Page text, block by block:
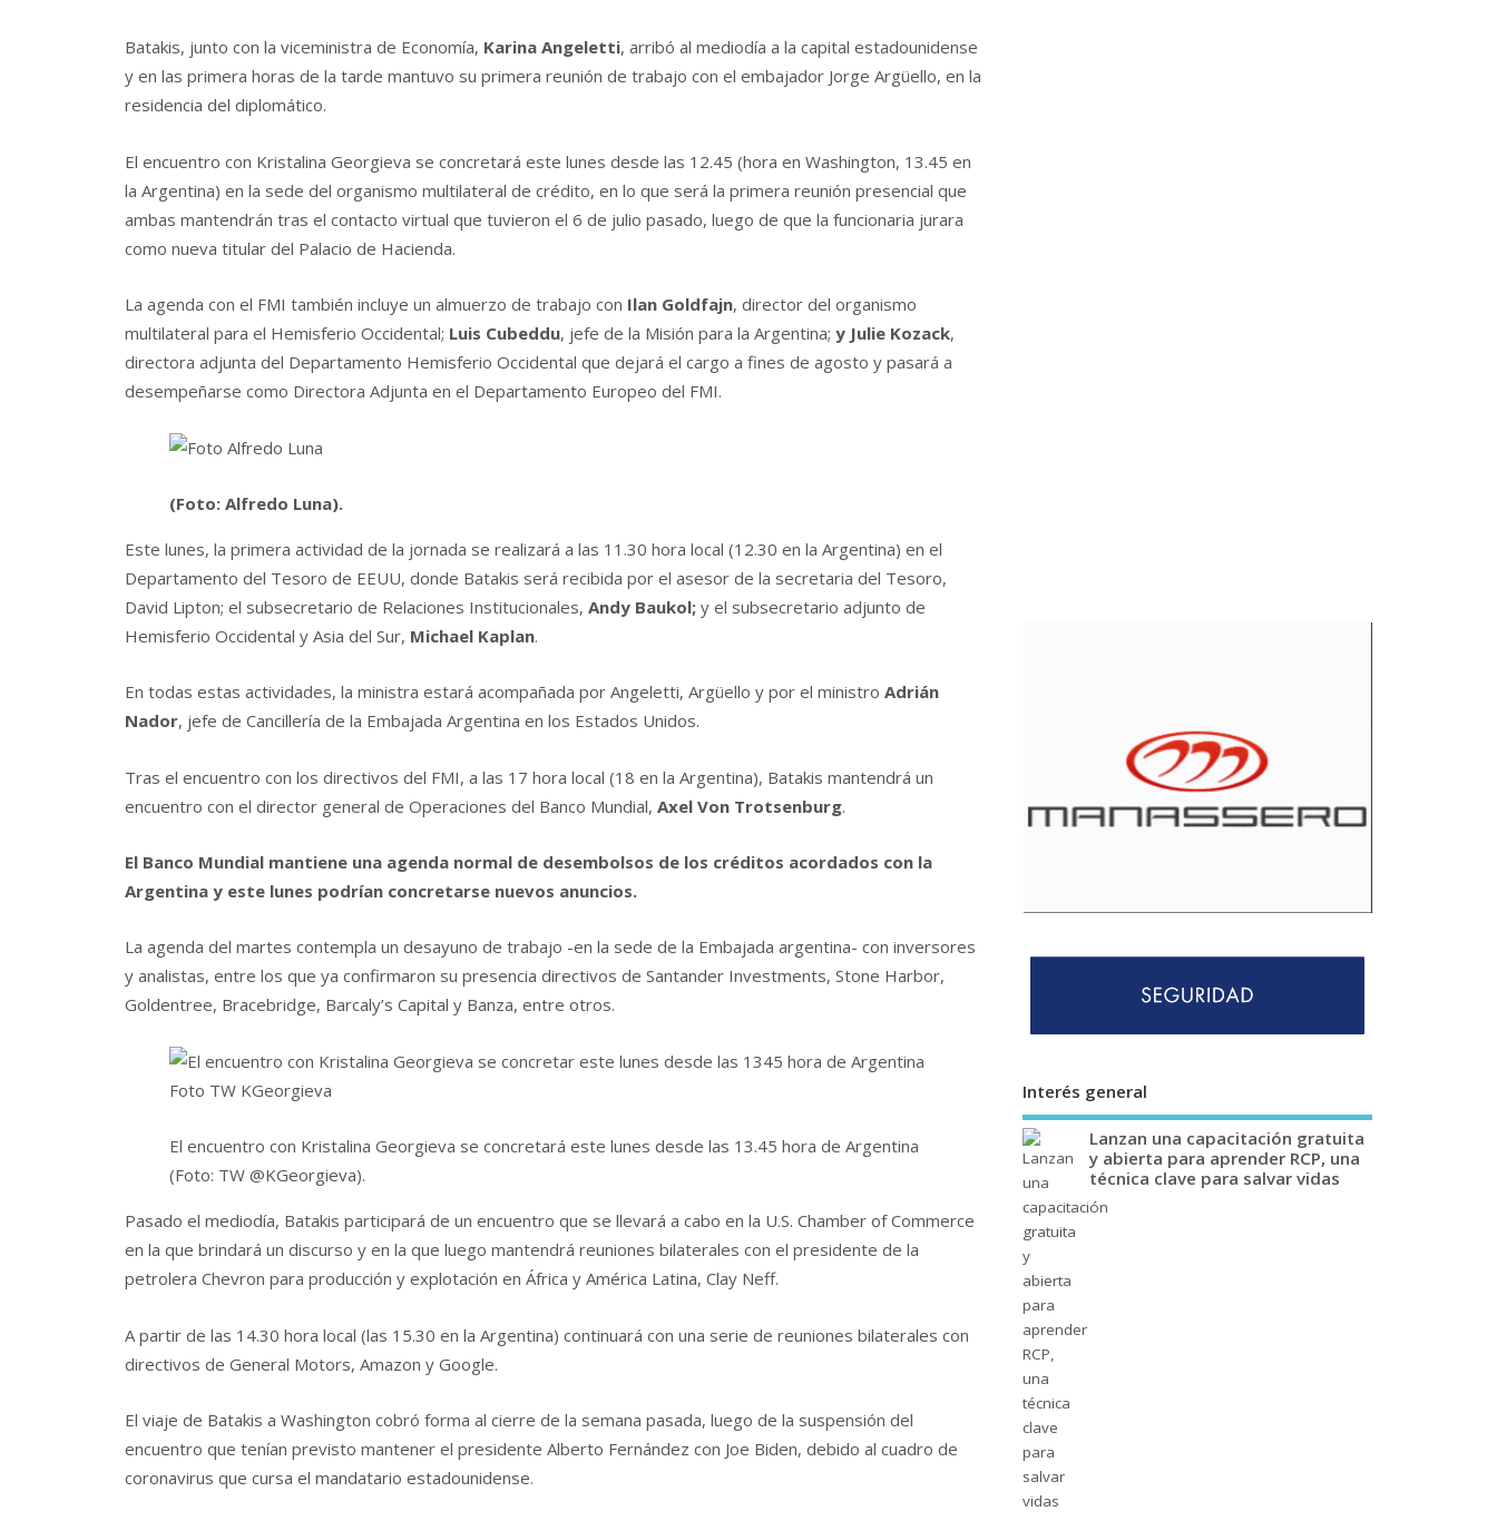
Batakis, junto con la viceministra de Economía, Karina Angeletti, arribó al mediodía a la capital estadounidense
y en las primera horas de la tarde mantuvo su primera reunión de trabajo con el embajador Jorge Argüello, en la
residencia del diplomático.
El encuentro con Kristalina Georgieva se concretará este lunes desde las 12.45 (hora en Washington, 13.45 en
la Argentina) en la sede del organismo multilateral de crédito, en lo que será la primera reunión presencial que
ambas mantendrán tras el contacto virtual que tuvieron el 6 de julio pasado, luego de que la funcionaria jurara
como nueva titular del Palacio de Hacienda.
La agenda con el FMI también incluye un almuerzo de trabajo con Ilan Goldfajn, director del organismo
multilateral para el Hemisferio Occidental; Luis Cubeddu, jefe de la Misión para la Argentina; y Julie Kozack,
directora adjunta del Departamento Hemisferio Occidental que dejará el cargo a fines de agosto y pasará a
desempeñarse como Directora Adjunta en el Departamento Europeo del FMI.
(Foto: Alfredo Luna).
Este lunes, la primera actividad de la jornada se realizará a las 11.30 hora local (12.30 en la Argentina) en el
Departamento del Tesoro de EEUU, donde Batakis será recibida por el asesor de la secretaria del Tesoro,
David Lipton; el subsecretario de Relaciones Institucionales, Andy Baukol; y el subsecretario adjunto de
Hemisferio Occidental y Asia del Sur, Michael Kaplan.
En todas estas actividades, la ministra estará acompañada por Angeletti, Argüello y por el ministro Adrián
Nador, jefe de Cancillería de la Embajada Argentina en los Estados Unidos.
Tras el encuentro con los directivos del FMI, a las 17 hora local (18 en la Argentina), Batakis mantendrá un
encuentro con el director general de Operaciones del Banco Mundial, Axel Von Trotsenburg.
El Banco Mundial mantiene una agenda normal de desembolsos de los créditos acordados con la
Argentina y este lunes podrían concretarse nuevos anuncios.
La agenda del martes contempla un desayuno de trabajo -en la sede de la Embajada argentina- con inversores
y analistas, entre los que ya confirmaron su presencia directivos de Santander Investments, Stone Harbor,
Goldentree, Bracebridge, Barcaly’s Capital y Banza, entre otros.
El encuentro con Kristalina Georgieva se concretará este lunes desde las 13.45 hora de Argentina
(Foto: TW @KGeorgieva).
Pasado el mediodía, Batakis participará de un encuentro que se llevará a cabo en la U.S. Chamber of Commerce
en la que brindará un discurso y en la que luego mantendrá reuniones bilaterales con el presidente de la
petrolera Chevron para producción y explotación en África y América Latina, Clay Neff.
A partir de las 14.30 hora local (las 15.30 en la Argentina) continuará con una serie de reuniones bilaterales con
directivos de General Motors, Amazon y Google.
El viaje de Batakis a Washington cobró forma al cierre de la semana pasada, luego de la suspensión del
encuentro que tenían previsto mantener el presidente Alberto Fernández con Joe Biden, debido al cuadro de
coronavirus que cursa el mandatario estadounidense.
Interés general
Lanzan una capacitación gratuita
y abierta para aprender RCP, una
técnica clave para salvar vidas